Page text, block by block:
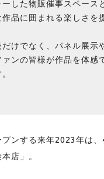
した物販催事スペース
品に囲まれる楽しさを
けでなく、パネル展示
ンの皆様が作品を体感
プンする来年2023年は
店」。